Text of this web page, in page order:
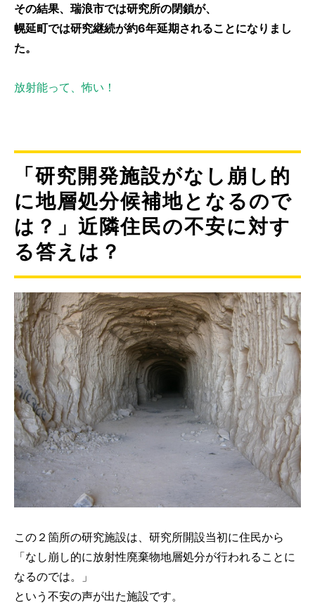
その結果、瑞浪市では研究所の閉鎖が、
幌延町では研究継続が約6年延期されることになりまし
た。
放射能って、怖い！
「研究開発施設がなし崩し的
に地層処分候補地となるので
は？」近隣住民の不安に対す
る答えは？
この２箇所の研究施設は、研究所開設当初に住民から
「なし崩し的に放射性廃棄物地層処分が行われることに
なるのでは。」
という不安の声が出た施設です。